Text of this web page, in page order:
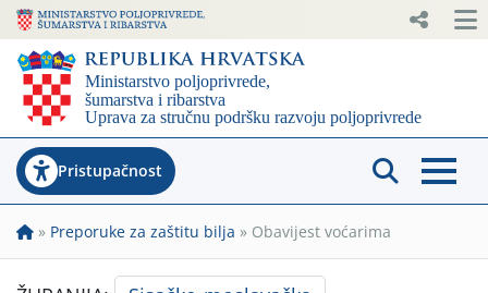
Pristupačnost
» Preporuke za zaštitu bilja » Obavijest voćarima